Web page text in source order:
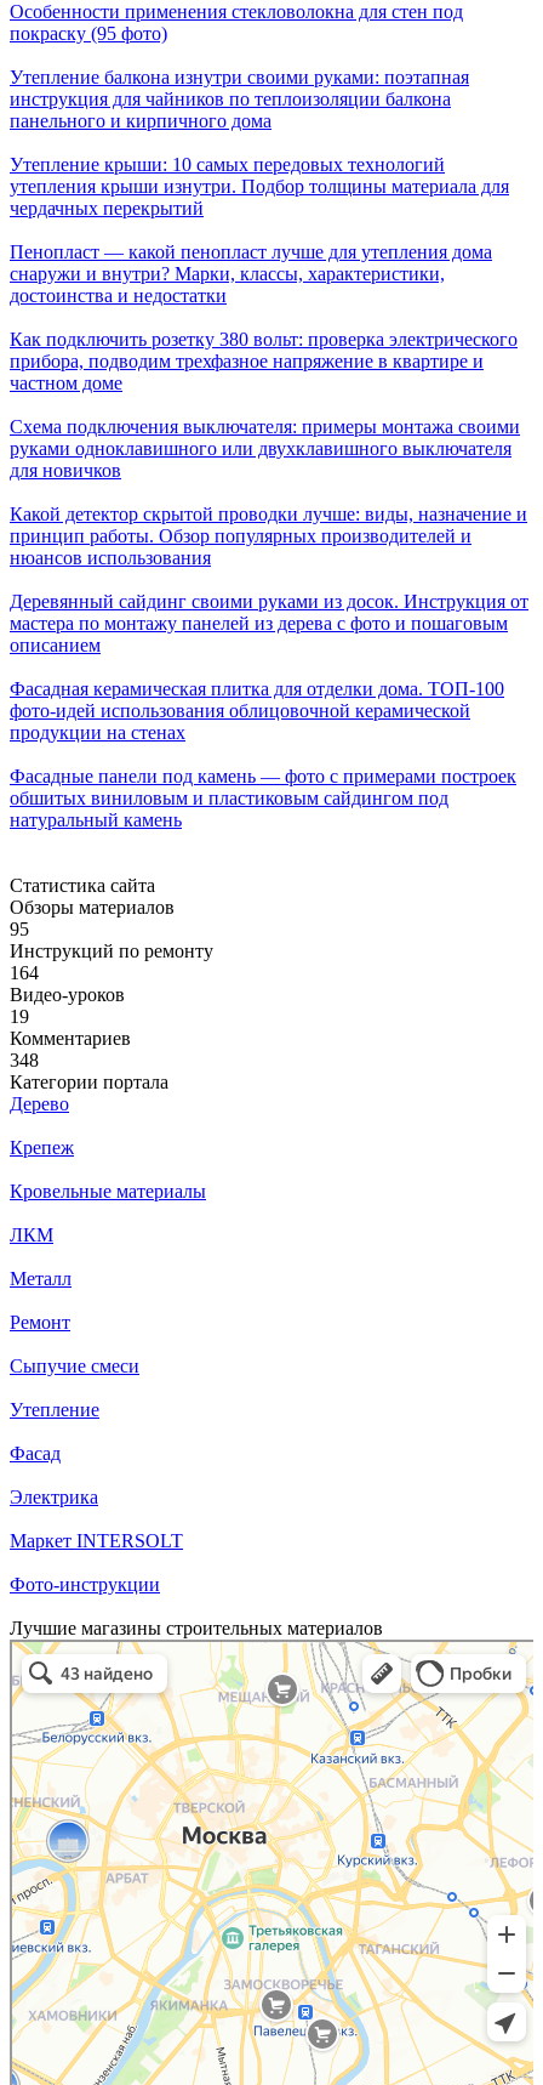
Особенности применения стекловолокна для стен под
покраску (95 фото)
Утепление балкона изнутри своими руками: поэтапная
инструкция для чайников по теплоизоляции балкона
панельного и кирпичного дома
Утепление крыши: 10 самых передовых технологий
утепления крыши изнутри. Подбор толщины материала для
чердачных перекрытий
Пенопласт — какой пенопласт лучше для утепления дома
снаружи и внутри? Марки, классы, характеристики,
достоинства и недостатки
Как подключить розетку 380 вольт: проверка электрического
прибора, подводим трехфазное напряжение в квартире и
частном доме
Схема подключения выключателя: примеры монтажа своими
руками одноклавишного или двухклавишного выключателя
для новичков
Какой детектор скрытой проводки лучше: виды, назначение и
принцип работы. Обзор популярных производителей и
нюансов использования
Деревянный сайдинг своими руками из досок. Инструкция от
мастера по монтажу панелей из дерева с фото и пошаговым
описанием
Фасадная керамическая плитка для отделки дома. ТОП-100
фото-идей использования облицовочной керамической
продукции на стенах
Фасадные панели под камень — фото с примерами построек
обшитых виниловым и пластиковым сайдингом под
натуральный камень
Статистика сайта
Обзоры материалов
95
Инструкций по ремонту
164
Видео-уроков
19
Комментариев
348
Категории портала
Дерево
Крепеж
Кровельные материалы
ЛКМ
Металл
Ремонт
Сыпучие смеси
Утепление
Фасад
Электрика
Маркет INTERSOLT
Фото-инструкции
Лучшие магазины строительных материалов
строительные материалы в Москве
Москва